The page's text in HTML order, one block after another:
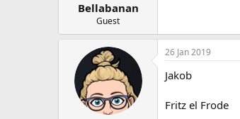
Bellabanan
Guest
26 Jan 2019
Jakob
Fritz el Frode